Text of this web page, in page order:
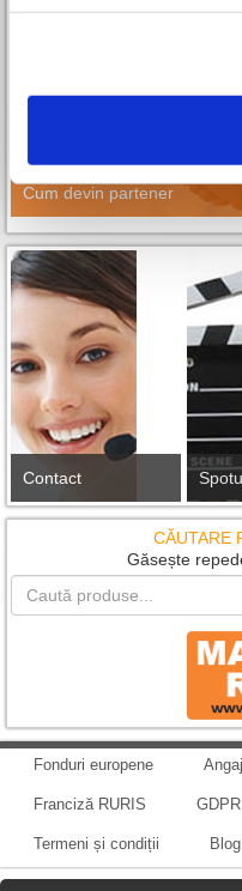
Cum devin partener
Contact
CĂUTARE
Găsește
Fonduri europene
Franciză RURIS GDPR
Termeni și condiții